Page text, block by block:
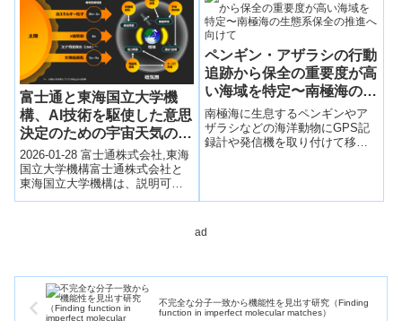
富士通と東海国立大学機
構、AI技術を駆使した意思
決定のための宇宙天気の予
測を実現
2026-01-28 富士通株式会社,東海
国⽴⼤学機構富士通株式会社と
東海国立大学機構は、説明可能
なAI技術を用いた宇宙天気予測
ペンギン・アザラシの行動
追跡から保全の重要度が高
い海域を特定〜南極海の生
態系保全の推進へ向けて
南極海に生息するペンギンやア
ザラシなどの海洋動物にGPS記
録計や発信機を取り付けて移動
海域が、多くの海洋動物に共通
明らかにした。
ad
不完全な分子一致から機能性を見出す研究（Finding
function in imperfect molecular matches）